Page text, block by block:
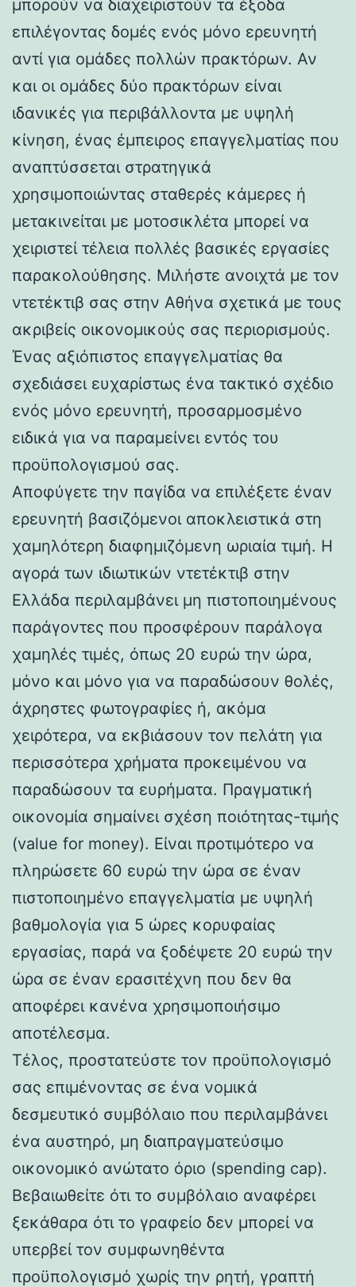
μπορούν να διαχειριστούν τα έξοδα
επιλέγοντας δομές ενός μόνο ερευνητή
αντί για ομάδες πολλών πρακτόρων. Αν
και οι ομάδες δύο πρακτόρων είναι
ιδανικές για περιβάλλοντα με υψηλή
κίνηση, ένας έμπειρος επαγγελματίας που
αναπτύσσεται στρατηγικά
χρησιμοποιώντας σταθερές κάμερες ή
μετακινείται με μοτοσικλέτα μπορεί να
χειριστεί τέλεια πολλές βασικές εργασίες
παρακολούθησης. Μιλήστε ανοιχτά με τον
ντετέκτιβ σας στην Αθήνα σχετικά με τους
ακριβείς οικονομικούς σας περιορισμούς.
Ένας αξιόπιστος επαγγελματίας θα
σχεδιάσει ευχαρίστως ένα τακτικό σχέδιο
ενός μόνο ερευνητή, προσαρμοσμένο
ειδικά για να παραμείνει εντός του
προϋπολογισμού σας.
Αποφύγετε την παγίδα να επιλέξετε έναν
ερευνητή βασιζόμενοι αποκλειστικά στη
χαμηλότερη διαφημιζόμενη ωριαία τιμή. Η
αγορά των ιδιωτικών ντετέκτιβ στην
Ελλάδα περιλαμβάνει μη πιστοποιημένους
παράγοντες που προσφέρουν παράλογα
χαμηλές τιμές, όπως 20 ευρώ την ώρα,
μόνο και μόνο για να παραδώσουν θολές,
άχρηστες φωτογραφίες ή, ακόμα
χειρότερα, να εκβιάσουν τον πελάτη για
περισσότερα χρήματα προκειμένου να
παραδώσουν τα ευρήματα. Πραγματική
οικονομία σημαίνει σχέση ποιότητας-τιμής
(value for money). Είναι προτιμότερο να
πληρώσετε 60 ευρώ την ώρα σε έναν
πιστοποιημένο επαγγελματία με υψηλή
βαθμολογία για 5 ώρες κορυφαίας
εργασίας, παρά να ξοδέψετε 20 ευρώ την
ώρα σε έναν ερασιτέχνη που δεν θα
αποφέρει κανένα χρησιμοποιήσιμο
αποτέλεσμα.
Τέλος, προστατεύστε τον προϋπολογισμό
σας επιμένοντας σε ένα νομικά
δεσμευτικό συμβόλαιο που περιλαμβάνει
ένα αυστηρό, μη διαπραγματεύσιμο
οικονομικό ανώτατο όριο (spending cap).
Βεβαιωθείτε ότι το συμβόλαιο αναφέρει
ξεκάθαρα ότι το γραφείο δεν μπορεί να
υπερβεί τον συμφωνηθέντα
προϋπολογισμό χωρίς την ρητή, γραπτή